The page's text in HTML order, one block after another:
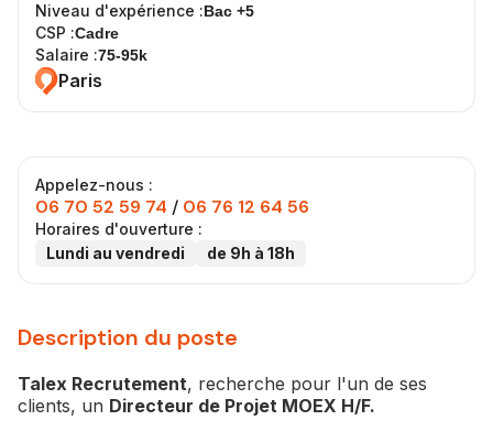
Niveau d'expérience :Bac +5
CSP :Cadre
Salaire :75-95k
Paris
Appelez-nous :
06 70 52 59 74 / 06 76 12 64 56
Horaires d'ouverture :
Lundi au vendredi
de 9h à 18h
Description du poste
Talex Recrutement, recherche pour l'un de ses
clients, un Directeur de Projet MOEX H/F.